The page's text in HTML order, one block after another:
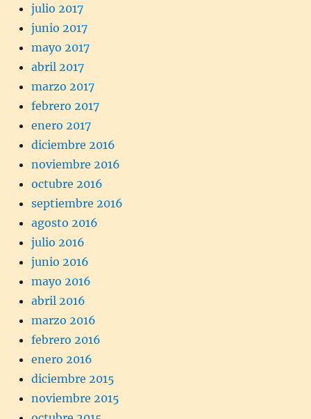
julio 2017
junio 2017
mayo 2017
abril 2017
marzo 2017
febrero 2017
enero 2017
diciembre 2016
noviembre 2016
octubre 2016
septiembre 2016
agosto 2016
julio 2016
junio 2016
mayo 2016
abril 2016
marzo 2016
febrero 2016
enero 2016
diciembre 2015
noviembre 2015